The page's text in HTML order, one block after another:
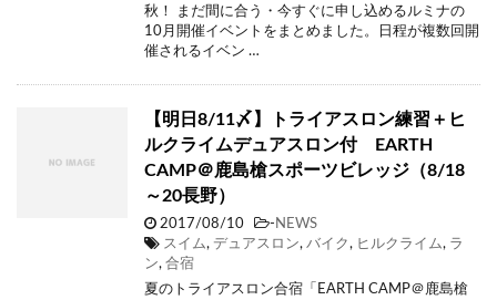
秋！ まだ間に合う・今すぐに申し込めるルミナの
10月開催イベントをまとめました。日程が複数回開
催されるイベン …
【明日8/11〆】トライアスロン練習＋ヒ
ルクライムデュアスロン付 EARTH
CAMP＠鹿島槍スポーツビレッジ（8/18
～20長野）
2017/08/10 - NEWS
スイム, デュアスロン, バイク, ヒルクライム, ラ
ン, 合宿
夏のトライアスロン合宿「EARTH CAMP＠鹿島槍